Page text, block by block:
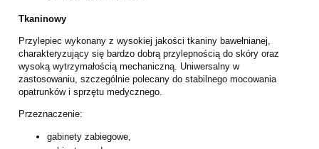
Tkaninowy
Przylepiec wykonany z wysokiej jakości tkaniny bawełnianej,
charakteryzujący się bardzo dobrą przylepnością do skóry oraz
wysoką wytrzymałością mechaniczną. Uniwersalny w
zastosowaniu, szczególnie polecany do stabilnego mocowania
opatrunków i sprzętu medycznego.
Przeznaczenie:
gabinety zabiegowe,